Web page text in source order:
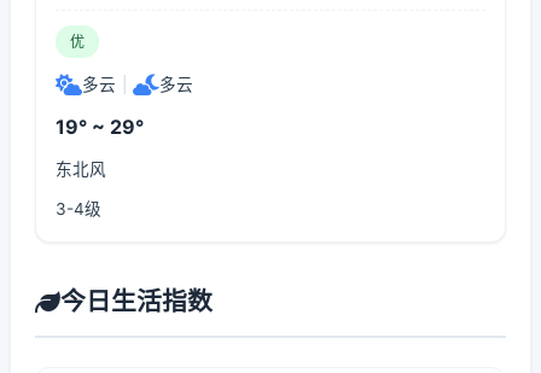
优
多云 多云
19° ~ 29°
东北风
3-4级
今日生活指数